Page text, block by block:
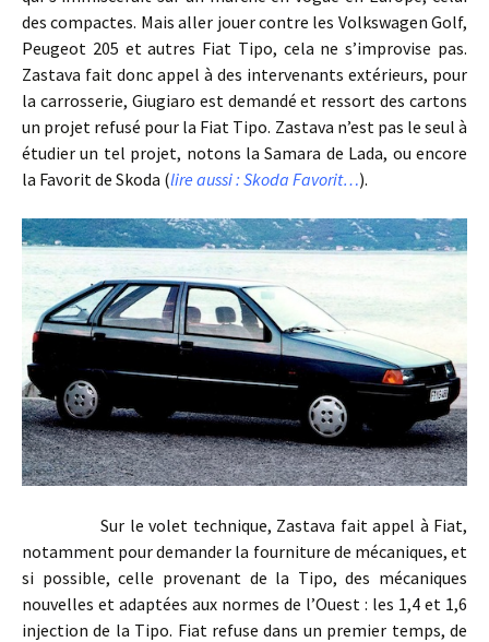
des compactes. Mais aller jouer contre les Volkswagen Golf,
Peugeot 205 et autres Fiat Tipo, cela ne s’improvise pas.
Zastava fait donc appel à des intervenants extérieurs, pour
la carrosserie, Giugiaro est demandé et ressort des cartons
un projet refusé pour la Fiat Tipo. Zastava n’est pas le seul à
étudier un tel projet, notons la Samara de Lada, ou encore
la Favorit de Skoda (lire aussi : Skoda Favorit…).
Sur le volet technique, Zastava fait appel à Fiat,
notamment pour demander la fourniture de mécaniques, et
si possible, celle provenant de la Tipo, des mécaniques
nouvelles et adaptées aux normes de l’Ouest : les 1,4 et 1,6
injection de la Tipo. Fiat refuse dans un premier temps, de